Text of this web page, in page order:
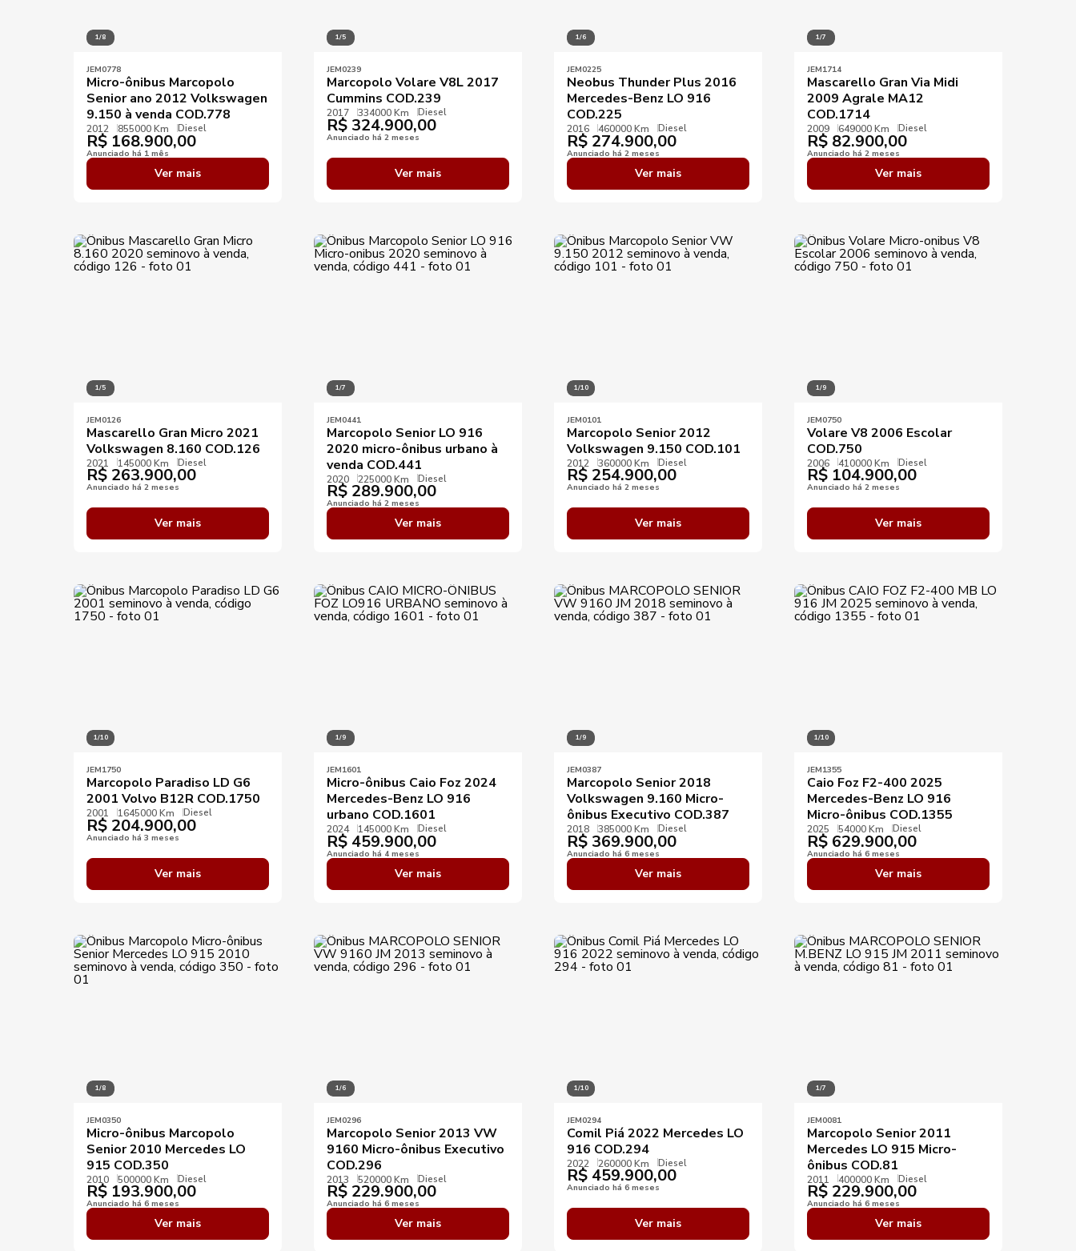
1/8
JEM0778
Micro-ônibus Marcopolo
Senior ano 2012 Volkswagen
9.150 à venda COD.778
2012 855000 Km Diesel
R$ 168.900,00
Anunciado há 1 mês
Ver mais
1/5
JEM0239
Marcopolo Volare V8L 2017
Cummins COD.239
2017 334000 Km Diesel
R$ 324.900,00
Anunciado há 2 meses
Ver mais
1/6
JEM0225
Neobus Thunder Plus 2016
Mercedes-Benz LO 916
COD.225
2016 460000 Km Diesel
R$ 274.900,00
Anunciado há 2 meses
Ver mais
1/7
JEM1714
Mascarello Gran Via Midi
2009 Agrale MA12
COD.1714
2009 649000 Km Diesel
R$ 82.900,00
Anunciado há 2 meses
Ver mais
1/5
JEM0126
Mascarello Gran Micro 2021
Volkswagen 8.160 COD.126
2021 145000 Km Diesel
R$ 263.900,00
Anunciado há 2 meses
Ver mais
1/7
JEM0441
Marcopolo Senior LO 916
2020 micro-ônibus urbano à
venda COD.441
2020 225000 Km Diesel
R$ 289.900,00
Anunciado há 2 meses
Ver mais
1/10
JEM0101
Marcopolo Senior 2012
Volkswagen 9.150 COD.101
2012 360000 Km Diesel
R$ 254.900,00
Anunciado há 2 meses
Ver mais
1/9
JEM0750
Volare V8 2006 Escolar
COD.750
2006 410000 Km Diesel
R$ 104.900,00
Anunciado há 2 meses
Ver mais
1/10
JEM1750
Marcopolo Paradiso LD G6
2001 Volvo B12R COD.1750
2001 1645000 Km Diesel
R$ 204.900,00
Anunciado há 3 meses
Ver mais
1/9
JEM1601
Micro-ônibus Caio Foz 2024
Mercedes-Benz LO 916
urbano COD.1601
2024 145000 Km Diesel
R$ 459.900,00
Anunciado há 4 meses
Ver mais
1/9
JEM0387
Marcopolo Senior 2018
Volkswagen 9.160 Micro-
ônibus Executivo COD.387
2018 385000 Km Diesel
R$ 369.900,00
Anunciado há 6 meses
Ver mais
1/10
JEM1355
Caio Foz F2-400 2025
Mercedes-Benz LO 916
Micro-ônibus COD.1355
2025 54000 Km Diesel
R$ 629.900,00
Anunciado há 6 meses
Ver mais
1/8
JEM0350
Micro-ônibus Marcopolo
Senior 2010 Mercedes LO
915 COD.350
2010 500000 Km Diesel
R$ 193.900,00
Anunciado há 6 meses
Ver mais
1/6
JEM0296
Marcopolo Senior 2013 VW
9160 Micro-ônibus Executivo
COD.296
2013 520000 Km Diesel
R$ 229.900,00
Anunciado há 6 meses
Ver mais
1/10
JEM0294
Comil Piá 2022 Mercedes LO
916 COD.294
2022 260000 Km Diesel
R$ 459.900,00
Anunciado há 6 meses
Ver mais
1/7
JEM0081
Marcopolo Senior 2011
Mercedes LO 915 Micro-
ônibus COD.81
2011 400000 Km Diesel
R$ 229.900,00
Anunciado há 6 meses
Ver mais